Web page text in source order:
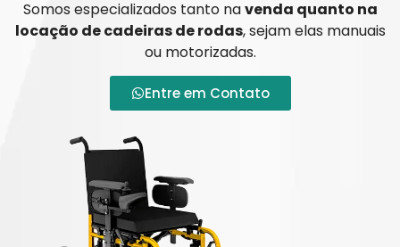
Somos especializados tanto navenda quanto na
locação de cadeiras de rodas, sejam elas manuais
ou motorizadas.
Entre em Contato